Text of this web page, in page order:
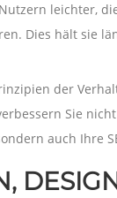
leichter,
Dies hält sie
der
Sie
auch Ihre